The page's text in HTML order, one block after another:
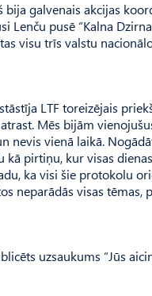
galvenais akcijas
Lenču pusē “Kalna
visu trīs valstu
LTF toreizējais
Mēs bijām
nevis vienā laikā.
kā pirtiņu, kur visas
ka visi šie protokolu
neparādās visas tēmas,
uzsaukums “Jūs